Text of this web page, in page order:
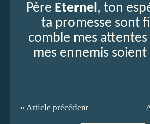
Père Eternel, ton
ta promesse sont
comble mes
mes ennemis
« Article précédent